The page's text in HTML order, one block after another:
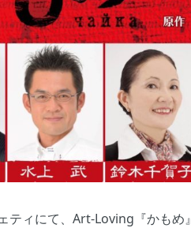
ティにて、Art-Loving『かも